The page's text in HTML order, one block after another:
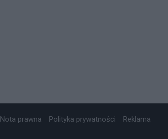
Nota prawna Polityka prywatności Reklama